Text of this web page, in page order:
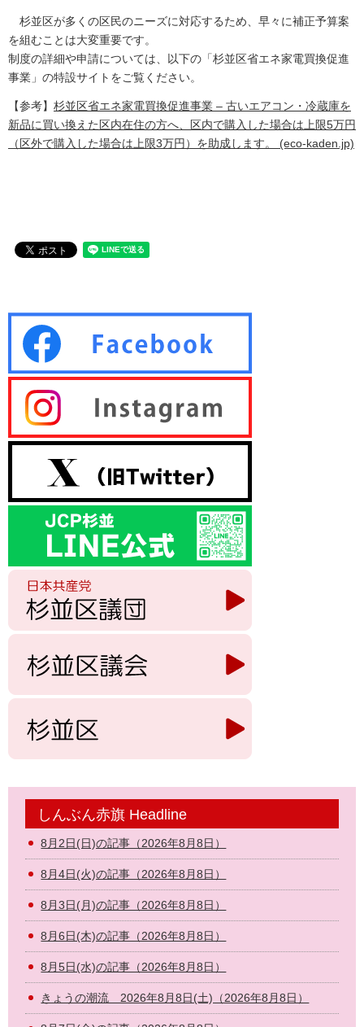
杉並区が多くの区民のニーズに対応するため、早々に補正予算案
を組むことは大変重要です。
制度の詳細や申請については、以下の「杉並区省エネ家電買換促進
事業」の特設サイトをご覧ください。
【参考】 杉並区省エネ家電買換促進事業 – 古いエアコン・冷蔵庫を
新品に買い換えた区内在住の方へ、区内で購入した場合は上限5万円
（区外で購入した場合は上限3万円）を助成します。 (eco-kaden.jp)
しんぶん赤旗 Headline
8月2日(日)の記事（2026年8月8日）
8月4日(火)の記事（2026年8月8日）
8月3日(月)の記事（2026年8月8日）
8月6日(木)の記事（2026年8月8日）
8月5日(水)の記事（2026年8月8日）
きょうの潮流 2026年8月8日(土)（2026年8月8日）